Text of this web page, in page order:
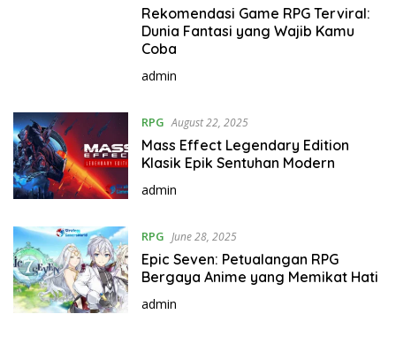
Rekomendasi Game RPG Terviral:
Dunia Fantasi yang Wajib Kamu
Coba
admin
RPG August 22, 2025
Mass Effect Legendary Edition
Klasik Epik Sentuhan Modern
admin
RPG June 28, 2025
Epic Seven: Petualangan RPG
Bergaya Anime yang Memikat Hati
admin